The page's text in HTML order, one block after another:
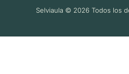
Selviaula © 2026 Todos los